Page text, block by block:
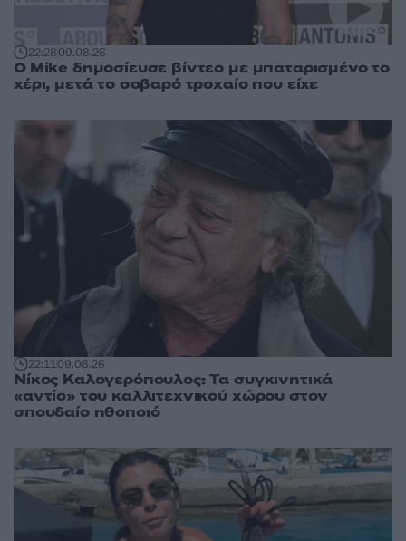
22:2809.08.26
O Mike δημοσίευσε βίντεο με μπαταρισμένο το
χέρι, μετά το σοβαρό τροχαίο που είχε
22:1109.08.26
Νίκος Καλογερόπουλος: Τα συγκινητικά
«αντίο» του καλλιτεχνικού χώρου στον
σπουδαίο ηθοποιό